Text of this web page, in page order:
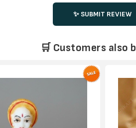
✨ SUBMIT REVIEW
🛒 Customers also